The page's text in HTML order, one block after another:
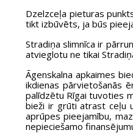
Dzelzceļa pieturas
tikt izbūvēts, ja būs
Stradiņa slimnīca ir
atvieglotu ne tikai
Āgenskalna apkaimes
ikdienas pārvietošanās
palīdzētu Rīgai tuvoties
bieži ir grūti atrast ceļu
aprūpes pieejamību,
nepieciešamo